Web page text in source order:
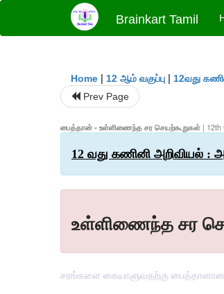
Brainkart Tamil
Home | 12 ஆம் வகுப்பு | 12வது
Prev Page
பைத்தான் - உள்ளிணைந்த சர செயற்கூறுகள் | 12th
12 வது கணினி அறிவியல்
உள்ளிணைந்த சர
சரங்களை கையாளுவதற்கு